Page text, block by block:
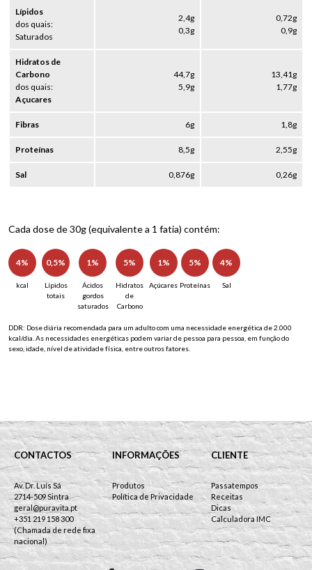
Lípidos
dos quais:
Saturados
2,4g
0,3g
0,72g
0,9g
Hidratos de
Carbono
dos quais:
Açucares
44,7g
5,9g
13,41g
1,77g
Fibras 6g 1,8g
Proteínas 8,5g 2,55g
Sal 0,876g 0,26g
Cada dose de 30g (equivalente a 1 fatia) contém:
4%
kcal
0,5%
Lípidos
totais
1%
Ácidos
gordos
saturados
5%
Hidratos
de
Carbono
1%
Açúcares
5%
Proteínas
4%
Sal
DDR: Dose diária recomendada para um adulto com uma necessidade energética de 2.000
kcal/dia. As necessidades energéticas podem variar de pessoa para pessoa, em função do
sexo, idade, nível de atividade física, entre outros fatores.
CONTACTOS
Av. Dr. Luís Sá
2714-509 Sintra
geral@puravita.pt
+351 219 158 300
(Chamada de rede fixa
nacional)
INFORMAÇÕES
Produtos
Política de Privacidade
CLIENTE
Passatempos
Receitas
Dicas
Calculadora IMC